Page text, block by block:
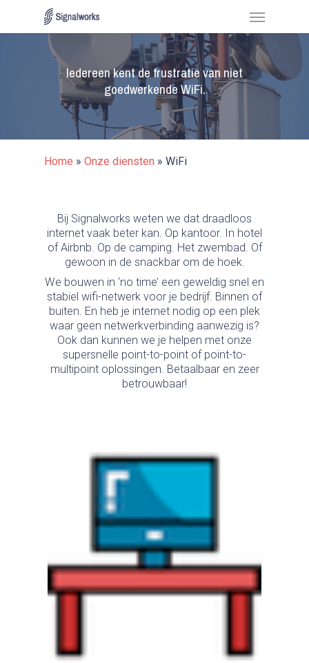
Iedereen kent de frustratie van niet
goedwerkende WiFi.
Home » Onze diensten » WiFi
Bij Signalworks weten we dat draadloos
internet vaak beter kan. Op kantoor. In hotel
of Airbnb. Op de camping. Het zwembad. Of
gewoon in de snackbar om de hoek.
We bouwen in ‘no time’ een geweldig snel en
stabiel wifi-netwerk voor je bedrijf. Binnen of
buiten. En heb je internet nodig op een plek
waar geen netwerkverbinding aanwezig is?
Ook dan kunnen we je helpen met onze
supersnelle point-to-point of point-to-
multipoint oplossingen. Betaalbaar en zeer
betrouwbaar!